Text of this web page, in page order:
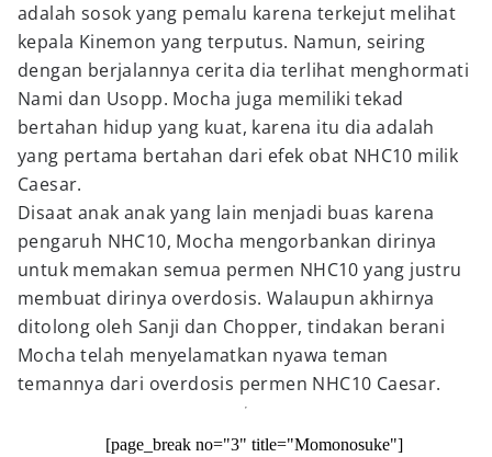
adalah sosok yang pemalu karena terkejut melihat
kepala Kinemon yang terputus. Namun, seiring
dengan berjalannya cerita dia terlihat menghormati
Nami dan Usopp. Mocha juga memiliki tekad
bertahan hidup yang kuat, karena itu dia adalah
yang pertama bertahan dari efek obat NHC10 milik
Caesar.
Disaat anak anak yang lain menjadi buas karena
pengaruh NHC10, Mocha mengorbankan dirinya
untuk memakan semua permen NHC10 yang justru
membuat dirinya overdosis. Walaupun akhirnya
ditolong oleh Sanji dan Chopper, tindakan berani
Mocha telah menyelamatkan nyawa teman
temannya dari overdosis permen NHC10 Caesar.
[page_break no="3" title="Momonosuke"]